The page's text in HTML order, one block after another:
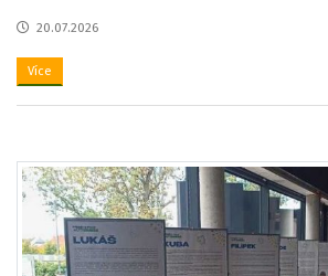
20.07.2026
Více